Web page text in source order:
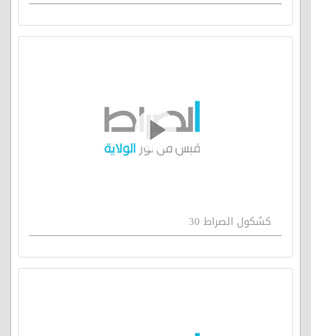
كشكول الصراط 30